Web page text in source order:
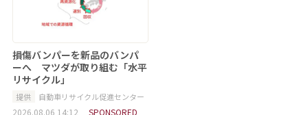
損傷バンパーを新品のバンパ
ーへ マツダが取り組む「水平
リサイクル」
提供 自動車リサイクル促進センター
2026.08.06 14:12
SPONSORED